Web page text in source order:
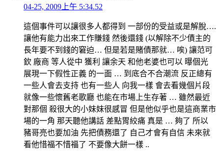
04-25, 2009上午 5:34.52
這個事件可以讓很多人都得到 一部份的受益或是解脫….
讓他有能力出來工作賺錢 然後還錢 (以解除不少債主的
長年要不到錢的窘迫… 但是若是賭債那就… 唉) 讓范可
欽 廠商 等人從中 獲利 讓余天 和他老婆也可以 曝個光
展現一下假性正義 的一面 … 到底合不合潮流 反正總有
一些人會去支持 也有一些人 向我一樣 會去看幾個片段
就像一些懷舊老歌廳 也能在市場上生存著 … 雖然最近
對那個 殺很大的小妹妹很感冒 但是他似乎也是這商業市
場的一角 那天聽他講話 差點胃絞痛 真是 … 夠了 所以
豬哥亮也要加油 先把債務還了 自己才會有自信 未來就
看他惜福不惜福了 不要像大餅一樣 ..